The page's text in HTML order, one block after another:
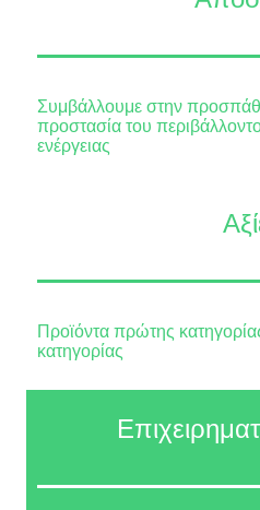
Συμβάλλουμε στην
προστασία του
ενέργειας
Προϊόντα πρώτης
κατηγορίας